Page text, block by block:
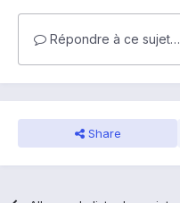
Répondre à ce sujet…
Share